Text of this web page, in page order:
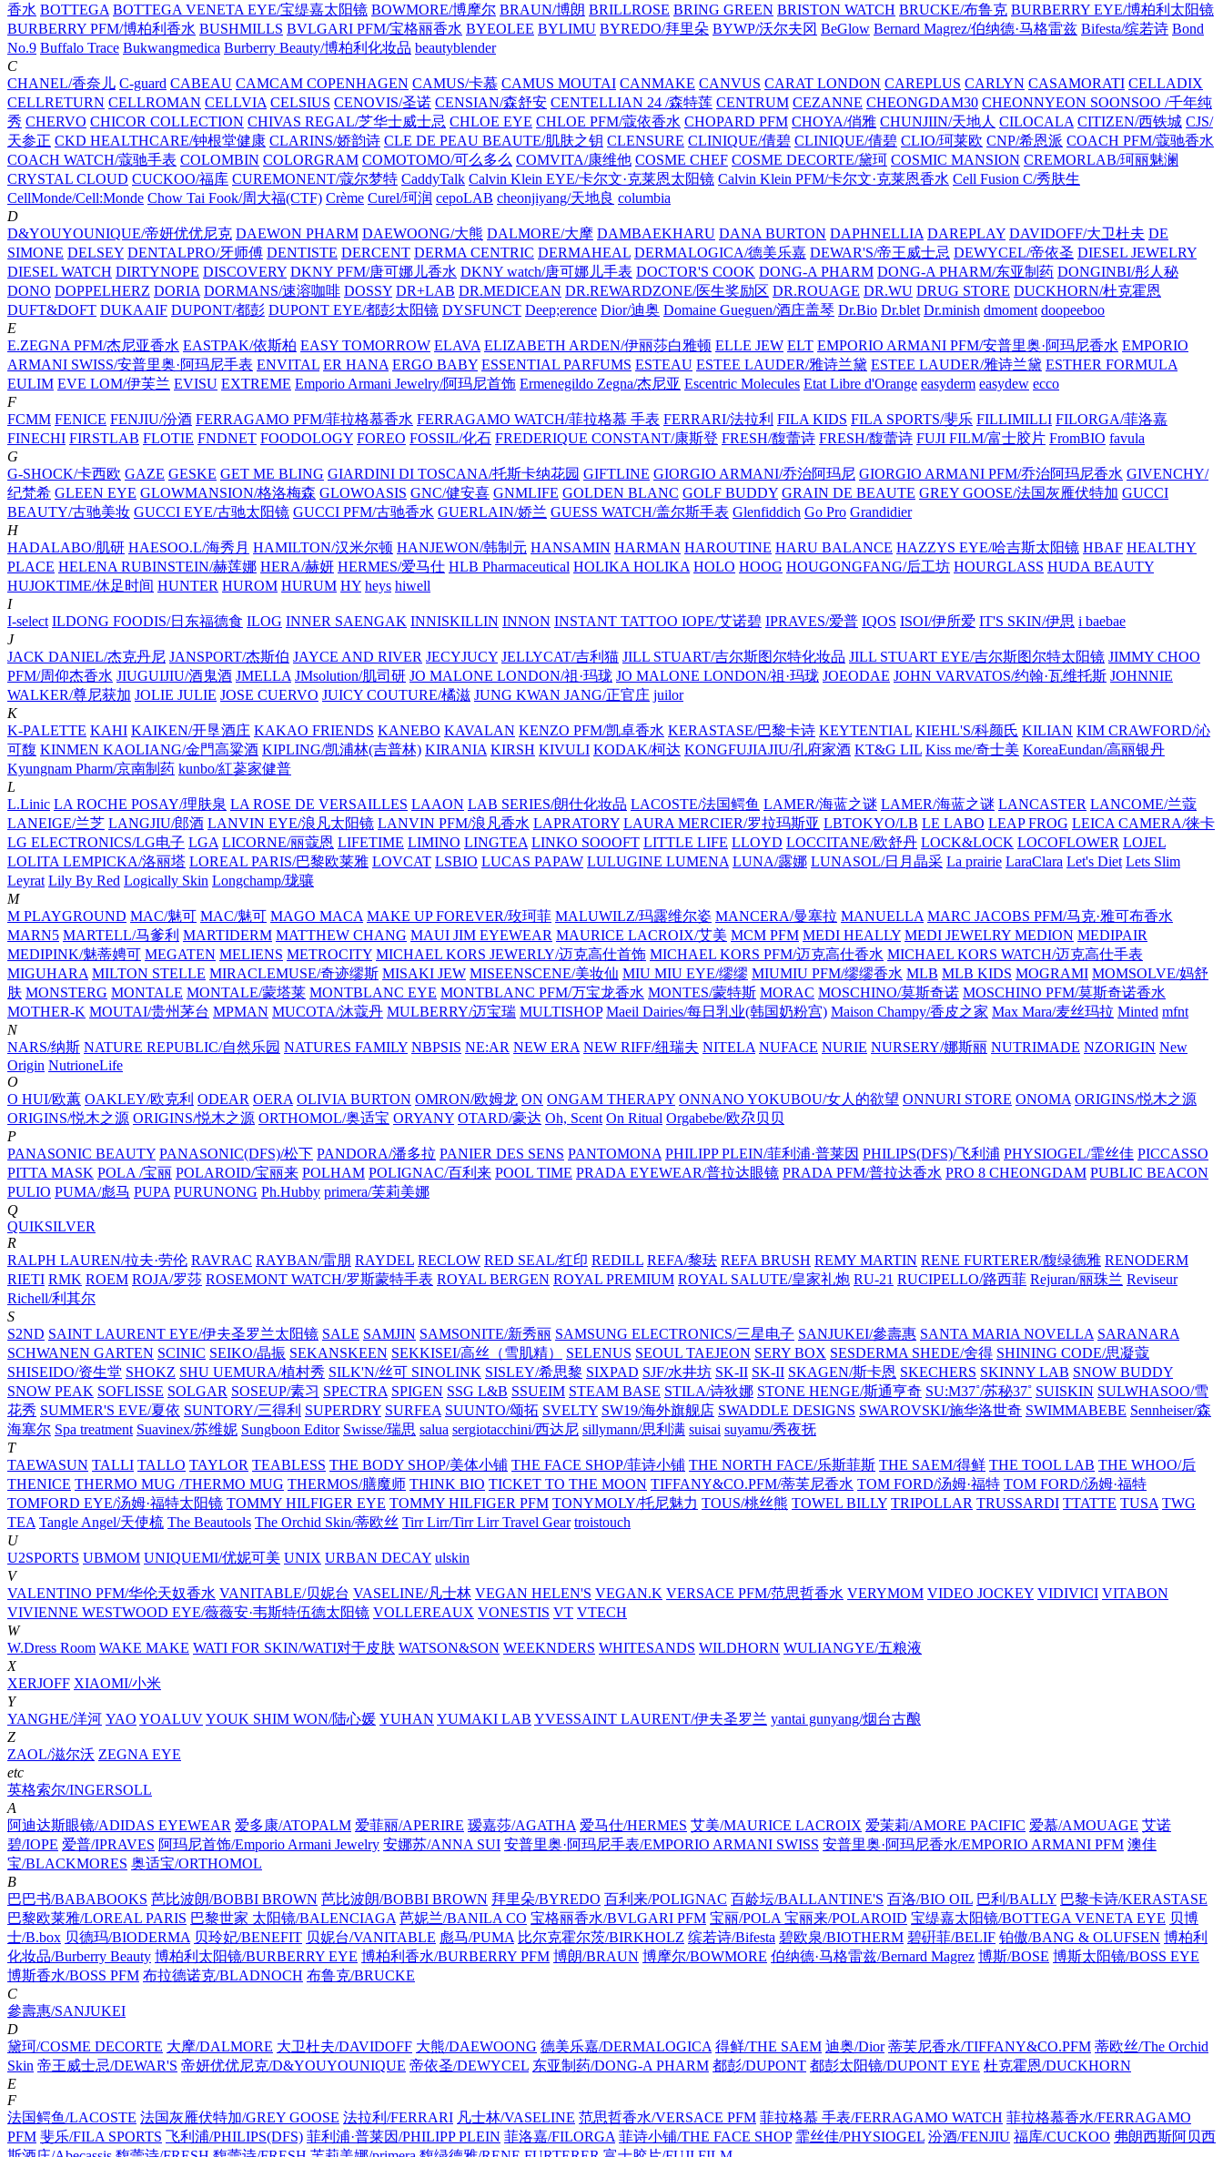
香水 BOTTEGA BOTTEGA VENETA EYE/宝缇嘉太阳镜 BOWMORE/博摩尔 BRAUN/博朗 BRILLROSE BRING GREEN BRISTON WATCH BRUCKE/布鲁克 BURBERRY EYE/博柏利太阳镜
BURBERRY PFM/博柏利香水 BUSHMILLS BVLGARI PFM/宝格丽香水 BYEOLEE BYLIMU BYREDO/拜里朵 BYWP/沃尔夫冈 BeGlow Bernard Magrez/伯纳德·马格雷兹 Bifesta/缤若诗 Bond
No.9 Buffalo Trace Bukwangmedica Burberry Beauty/博柏利化妆品 beautyblender
C
CHANEL/香奈儿 C-guard CABEAU CAMCAM COPENHAGEN CAMUS/卡慕 CAMUS MOUTAI CANMAKE CANVUS CARAT LONDON CAREPLUS CARLYN CASAMORATI CELLADIX
CELLRETURN CELLROMAN CELLVIA CELSIUS CENOVIS/圣诺 CENSIAN/森舒安 CENTELLIAN 24 /森特莲 CENTRUM CEZANNE CHEONGDAM30 CHEONNYEON SOONSOO /千年纯
秀 CHERVO CHICOR COLLECTION CHIVAS REGAL/芝华士威士忌 CHLOE EYE CHLOE PFM/蔻依香水 CHOPARD PFM CHOYA/俏雅 CHUNJIIN/天地人 CILOCALA CITIZEN/西铁城 CJS/
天参正 CKD HEALTHCARE/钟根堂健康 CLARINS/娇韵诗 CLE DE PEAU BEAUTE/肌肤之钥 CLENSURE CLINIQUE/倩碧 CLINIQUE/倩碧 CLIO/珂莱欧 CNP/希恩派 COACH PFM/蔻驰香水
COACH WATCH/蔻驰手表 COLOMBIN COLORGRAM COMOTOMO/可么多么 COMVITA/康维他 COSME CHEF COSME DECORTE/黛珂 COSMIC MANSION CREMORLAB/珂丽魅澜
CRYSTAL CLOUD CUCKOO/福库 CUREMONENT/蔻尔梦特 CaddyTalk Calvin Klein EYE/卡尔文·克莱恩太阳镜 Calvin Klein PFM/卡尔文·克莱恩香水 Cell Fusion C/秀肤生
CellMonde/Cell:Monde Chow Tai Fook/周大福(CTF) Crème Curel/珂润 cepoLAB cheonjiyang/天地良 columbia
D
D&YOUYOUNIQUE/帝妍优优尼克 DAEWON PHARM DAEWOONG/大熊 DALMORE/大摩 DAMBAEKHARU DANA BURTON DAPHNELLIA DAREPLAY DAVIDOFF/大卫杜夫 DE
SIMONE DELSEY DENTALPRO/牙师傅 DENTISTE DERCENT DERMA CENTRIC DERMAHEAL DERMALOGICA/德美乐嘉 DEWAR'S/帝王威士忌 DEWYCEL/帝依圣 DIESEL JEWELRY
DIESEL WATCH DIRTYNOPE DISCOVERY DKNY PFM/唐可娜儿香水 DKNY watch/唐可娜儿手表 DOCTOR'S COOK DONG-A PHARM DONG-A PHARM/东亚制药 DONGINBI/彤人秘
DONO DOPPELHERZ DORIA DORMANS/速溶咖啡 DOSSY DR+LAB DR.MEDICEAN DR.REWARDZONE/医生奖励区 DR.ROUAGE DR.WU DRUG STORE DUCKHORN/杜克霍恩
DUFT&DOFT DUKAAIF DUPONT/都彭 DUPONT EYE/都彭太阳镜 DYSFUNCT Deep;erence Dior/迪奥 Domaine Gueguen/酒庄盖琴 Dr.Bio Dr.blet Dr.minish dmoment doopeeboo
E
E.ZEGNA PFM/杰尼亚香水 EASTPAK/依斯柏 EASY TOMORROW ELAVA ELIZABETH ARDEN/伊丽莎白雅顿 ELLE JEW ELT EMPORIO ARMANI PFM/安普里奥·阿玛尼香水 EMPORIO
ARMANI SWISS/安普里奥·阿玛尼手表 ENVITAL ER HANA ERGO BABY ESSENTIAL PARFUMS ESTEAU ESTEE LAUDER/雅诗兰黛 ESTEE LAUDER/雅诗兰黛 ESTHER FORMULA
EULIM EVE LOM/伊芙兰 EVISU EXTREME Emporio Armani Jewelry/阿玛尼首饰 Ermenegildo Zegna/杰尼亚 Escentric Molecules Etat Libre d'Orange easyderm easydew ecco
F
FCMM FENICE FENJIU/汾酒 FERRAGAMO PFM/菲拉格慕香水 FERRAGAMO WATCH/菲拉格慕 手表 FERRARI/法拉利 FILA KIDS FILA SPORTS/斐乐 FILLIMILLI FILORGA/菲洛嘉
FINECHI FIRSTLAB FLOTIE FNDNET FOODOLOGY FOREO FOSSIL/化石 FREDERIQUE CONSTANT/康斯登 FRESH/馥蕾诗 FRESH/馥蕾诗 FUJI FILM/富士胶片 FromBIO favula
G
G-SHOCK/卡西欧 GAZE GESKE GET ME BLING GIARDINI DI TOSCANA/托斯卡纳花园 GIFTLINE GIORGIO ARMANI/乔治阿玛尼 GIORGIO ARMANI PFM/乔治阿玛尼香水 GIVENCHY/
纪梵希 GLEEN EYE GLOWMANSION/格洛梅森 GLOWOASIS GNC/健安喜 GNMLIFE GOLDEN BLANC GOLF BUDDY GRAIN DE BEAUTE GREY GOOSE/法国灰雁伏特加 GUCCI
BEAUTY/古驰美妆 GUCCI EYE/古驰太阳镜 GUCCI PFM/古驰香水 GUERLAIN/娇兰 GUESS WATCH/盖尔斯手表 Glenfiddich Go Pro Grandidier
H
HADALABO/肌研 HAESOO.L/海秀月 HAMILTON/汉米尔顿 HANJEWON/韩制元 HANSAMIN HARMAN HAROUTINE HARU BALANCE HAZZYS EYE/哈吉斯太阳镜 HBAF HEALTHY
PLACE HELENA RUBINSTEIN/赫莲娜 HERA/赫妍 HERMES/爱马仕 HLB Pharmaceutical HOLIKA HOLIKA HOLO HOOG HOUGONGFANG/后工坊 HOURGLASS HUDA BEAUTY
HUJOKTIME/休足时间 HUNTER HUROM HURUM HY heys hiwell
I
I-select ILDONG FOODIS/日东福德食 ILOG INNER SAENGAK INNISKILLIN INNON INSTANT TATTOO IOPE/艾诺碧 IPRAVES/爱普 IQOS ISOI/伊所爱 IT'S SKIN/伊思 i baebae
J
JACK DANIEL/杰克丹尼 JANSPORT/杰斯伯 JAYCE AND RIVER JECYJUCY JELLYCAT/吉利猫 JILL STUART/吉尔斯图尔特化妆品 JILL STUART EYE/吉尔斯图尔特太阳镜 JIMMY CHOO
PFM/周仰杰香水 JIUGUIJIU/酒鬼酒 JMELLA JMsolution/肌司研 JO MALONE LONDON/祖·玛珑 JO MALONE LONDON/祖·玛珑 JOEODAE JOHN VARVATOS/约翰·瓦维托斯 JOHNNIE
WALKER/尊尼获加 JOLIE JULIE JOSE CUERVO JUICY COUTURE/橘滋 JUNG KWAN JANG/正官庄 juilor
K
K-PALETTE KAHI KAIKEN/开垦酒庄 KAKAO FRIENDS KANEBO KAVALAN KENZO PFM/凯卓香水 KERASTASE/巴黎卡诗 KEYTENTIAL KIEHL'S/科颜氏 KILIAN KIM CRAWFORD/沁
可馥 KINMEN KAOLIANG/金門高粱酒 KIPLING/凯浦林(吉普林) KIRANIA KIRSH KIVULI KODAK/柯达 KONGFUJIAJIU/孔府家酒 KT&G LIL Kiss me/奇士美 KoreaEundan/高丽银丹
Kyungnam Pharm/京南制药 kunbo/紅蔘家健普
L
L.Linic LA ROCHE POSAY/理肤泉 LA ROSE DE VERSAILLES LAAON LAB SERIES/朗仕化妆品 LACOSTE/法国鳄鱼 LAMER/海蓝之谜 LAMER/海蓝之谜 LANCASTER LANCOME/兰蔻
LANEIGE/兰芝 LANGJIU/郎酒 LANVIN EYE/浪凡太阳镜 LANVIN PFM/浪凡香水 LAPRATORY LAURA MERCIER/罗拉玛斯亚 LBTOKYO/LB LE LABO LEAP FROG LEICA CAMERA/徕卡
LG ELECTRONICS/LG电子 LGA LICORNE/丽蔻恩 LIFETIME LIMINO LINGTEA LINKO SOOOFT LITTLE LIFE LLOYD LOCCITANE/欧舒丹 LOCK&LOCK LOCOFLOWER LOJEL
LOLITA LEMPICKA/洛丽塔 LOREAL PARIS/巴黎欧莱雅 LOVCAT LSBIO LUCAS PAPAW LULUGINE LUMENA LUNA/露娜 LUNASOL/日月晶采 La prairie LaraClara Let's Diet Lets Slim
Leyrat Lily By Red Logically Skin Longchamp/珑骧
M
M PLAYGROUND MAC/魅可 MAC/魅可 MAGO MACA MAKE UP FOREVER/玫珂菲 MALUWILZ/玛露维尔姿 MANCERA/曼塞拉 MANUELLA MARC JACOBS PFM/马克·雅可布香水
MARN5 MARTELL/马爹利 MARTIDERM MATTHEW CHANG MAUI JIM EYEWEAR MAURICE LACROIX/艾美 MCM PFM MEDI HEALLY MEDI JEWELRY MEDION MEDIPAIR
MEDIPINK/魅蒂娉可 MEGATEN MELIENS METROCITY MICHAEL KORS JEWERLY/迈克高仕首饰 MICHAEL KORS PFM/迈克高仕香水 MICHAEL KORS WATCH/迈克高仕手表
MIGUHARA MILTON STELLE MIRACLEMUSE/奇迹缪斯 MISAKI JEW MISEENSCENE/美妆仙 MIU MIU EYE/缪缪 MIUMIU PFM/缪缪香水 MLB MLB KIDS MOGRAMI MOMSOLVE/妈舒
肤 MONSTERG MONTALE MONTALE/蒙塔莱 MONTBLANC EYE MONTBLANC PFM/万宝龙香水 MONTES/蒙特斯 MORAC MOSCHINO/莫斯奇诺 MOSCHINO PFM/莫斯奇诺香水
MOTHER-K MOUTAI/贵州茅台 MPMAN MUCOTA/沐蔻丹 MULBERRY/迈宝瑞 MULTISHOP Maeil Dairies/每日乳业(韩国奶粉宫) Maison Champy/香皮之家 Max Mara/麦丝玛拉 Minted mfnt
N
NARS/纳斯 NATURE REPUBLIC/自然乐园 NATURES FAMILY NBPSIS NE:AR NEW ERA NEW RIFF/纽瑞夫 NITELA NUFACE NURIE NURSERY/娜斯丽 NUTRIMADE NZORIGIN New
Origin NutrioneLife
O
O HUI/欧蕙 OAKLEY/欧克利 ODEAR OERA OLIVIA BURTON OMRON/欧姆龙 ON ONGAM THERAPY ONNANO YOKUBOU/女人的欲望 ONNURI STORE ONOMA ORIGINS/悦木之源
ORIGINS/悦木之源 ORIGINS/悦木之源 ORTHOMOL/奥适宝 ORYANY OTARD/豪达 Oh, Scent On Ritual Orgabebe/欧尕贝贝
P
PANASONIC BEAUTY PANASONIC(DFS)/松下 PANDORA/潘多拉 PANIER DES SENS PANTOMONA PHILIPP PLEIN/菲利浦·普莱因 PHILIPS(DFS)/飞利浦 PHYSIOGEL/霏丝佳 PICCASSO
PITTA MASK POLA /宝丽 POLAROID/宝丽来 POLHAM POLIGNAC/百利来 POOL TIME PRADA EYEWEAR/普拉达眼镜 PRADA PFM/普拉达香水 PRO 8 CHEONGDAM PUBLIC BEACON
PULIO PUMA/彪马 PUPA PURUNONG Ph.Hubby primera/芙莉美娜
Q
QUIKSILVER
R
RALPH LAUREN/拉夫·劳伦 RAVRAC RAYBAN/雷朋 RAYDEL RECLOW RED SEAL/红印 REDILL REFA/黎珐 REFA BRUSH REMY MARTIN RENE FURTERER/馥绿德雅 RENODERM
RIETI RMK ROEM ROJA/罗莎 ROSEMONT WATCH/罗斯蒙特手表 ROYAL BERGEN ROYAL PREMIUM ROYAL SALUTE/皇家礼炮 RU-21 RUCIPELLO/路西菲 Rejuran/丽珠兰 Reviseur
Richell/利其尔
S
S2ND SAINT LAURENT EYE/伊夫圣罗兰太阳镜 SALE SAMJIN SAMSONITE/新秀丽 SAMSUNG ELECTRONICS/三星电子 SANJUKEI/參壽惠 SANTA MARIA NOVELLA SARANARA
SCHWANEN GARTEN SCINIC SEIKO/晶振 SEKANSKEEN SEKKISEI/高丝（雪肌精） SELENUS SEOUL TAEJEON SERY BOX SESDERMA SHEDE/舍得 SHINING CODE/思凝蔻
SHISEIDO/资生堂 SHOKZ SHU UEMURA/植村秀 SILK'N/丝可 SINOLINK SISLEY/希思黎 SIXPAD SJF/水井坊 SK-II SK-II SKAGEN/斯卡恩 SKECHERS SKINNY LAB SNOW BUDDY
SNOW PEAK SOFLISSE SOLGAR SOSEUP/素习 SPECTRA SPIGEN SSG L&B SSUEIM STEAM BASE STILA/诗狄娜 STONE HENGE/斯通亨奇 SU:M37˚/苏秘37˚ SUISKIN SULWHASOO/雪
花秀 SUMMER'S EVE/夏依 SUNTORY/三得利 SUPERDRY SURFEA SUUNTO/颂拓 SVELTY SW19/海外旗舰店 SWADDLE DESIGNS SWAROVSKI/施华洛世奇 SWIMMABEBE Sennheiser/森
海塞尔 Spa treatment Suavinex/苏维妮 Sungboon Editor Swisse/瑞思 salua sergiotacchini/西达尼 sillymann/思利满 suisai suyamu/秀夜抚
T
TAEWASUN TALLI TALLO TAYLOR TEABLESS THE BODY SHOP/美体小铺 THE FACE SHOP/菲诗小铺 THE NORTH FACE/乐斯菲斯 THE SAEM/得鲜 THE TOOL LAB THE WHOO/后
THENICE THERMO MUG /THERMO MUG THERMOS/膳魔师 THINK BIO TICKET TO THE MOON TIFFANY&CO.PFM/蒂芙尼香水 TOM FORD/汤姆·福特 TOM FORD/汤姆·福特
TOMFORD EYE/汤姆·福特太阳镜 TOMMY HILFIGER EYE TOMMY HILFIGER PFM TONYMOLY/托尼魅力 TOUS/桃丝熊 TOWEL BILLY TRIPOLLAR TRUSSARDI TTATTE TUSA TWG
TEA Tangle Angel/天使梳 The Beautools The Orchid Skin/蒂欧丝 Tirr Lirr/Tirr LirrTravel Gear troistouch
U
U2SPORTS UBMOM UNIQUEMI/优妮可美 UNIX URBAN DECAY ulskin
V
VALENTINO PFM/华伦天奴香水 VANITABLE/贝妮台 VASELINE/凡士林 VEGAN HELEN'S VEGAN.K VERSACE PFM/范思哲香水 VERYMOM VIDEO JOCKEY VIDIVICI VITABON
VIVIENNE WESTWOOD EYE/薇薇安·韦斯特伍德太阳镜 VOLLEREAUX VONESTIS VT VTECH
W
W.Dress Room WAKE MAKE WATI FOR SKIN/WATI对于皮肤 WATSON&SON WEEKNDERS WHITESANDS WILDHORN WULIANGYE/五粮液
X
XERJOFF XIAOMI/小米
Y
YANGHE/洋河 YAO YOALUVYOUK SHIM WON/陆心媛 YUHAN YUMAKI LAB YVESSAINT LAURENT/伊夫圣罗兰 yantai gunyang/烟台古酿
Z
ZAOL/滋尔沃 ZEGNA EYE
etc
英格索尔/INGERSOLL
A
阿迪达斯眼镜/ADIDAS EYEWEAR 爱多康/ATOPALM 爱菲丽/APERIRE 瑷嘉莎/AGATHA 爱马仕/HERMES 艾美/MAURICE LACROIX 爱茉莉/AMORE PACIFIC 爱慕/AMOUAGE 艾诺
碧/IOPE 爱普/IPRAVES 阿玛尼首饰/Emporio Armani Jewelry 安娜苏/ANNA SUI 安普里奥·阿玛尼手表/EMPORIO ARMANI SWISS 安普里奥·阿玛尼香水/EMPORIO ARMANI PFM 澳佳
宝/BLACKMORES 奥适宝/ORTHOMOL
B
巴巴书/BABABOOKS 芭比波朗/BOBBI BROWN 芭比波朗/BOBBI BROWN 拜里朵/BYREDO 百利来/POLIGNAC 百龄坛/BALLANTINE'S 百洛/BIO OIL 巴利/BALLY 巴黎卡诗/KERASTASE
巴黎欧莱雅/LOREAL PARIS 巴黎世家 太阳镜/BALENCIAGA 芭妮兰/BANILA CO 宝格丽香水/BVLGARI PFM 宝丽/POLA 宝丽来/POLAROID 宝缇嘉太阳镜/BOTTEGA VENETA EYE 贝博
士/B.box 贝德玛/BIODERMA 贝玲妃/BENEFIT 贝妮台/VANITABLE 彪马/PUMA 比尔克霍尔茨/BIRKHOLZ 缤若诗/Bifesta 碧欧泉/BIOTHERM 碧硏菲/BELIF 铂傲/BANG & OLUFSEN 博柏利
化妆品/Burberry Beauty 博柏利太阳镜/BURBERRY EYE 博柏利香水/BURBERRY PFM 博朗/BRAUN 博摩尔/BOWMORE 伯纳德·马格雷兹/Bernard Magrez 博斯/BOSE 博斯太阳镜/BOSS EYE
博斯香水/BOSS PFM 布拉德诺克/BLADNOCH 布鲁克/BRUCKE
C
參壽惠/SANJUKEI
D
黛珂/COSME DECORTE 大摩/DALMORE 大卫杜夫/DAVIDOFF 大熊/DAEWOONG 德美乐嘉/DERMALOGICA 得鲜/THE SAEM 迪奥/Dior 蒂芙尼香水/TIFFANY&CO.PFM 蒂欧丝/The Orchid
Skin 帝王威士忌/DEWAR'S 帝妍优优尼克/D&YOUYOUNIQUE 帝依圣/DEWYCEL 东亚制药/DONG-A PHARM 都彭/DUPONT 都彭太阳镜/DUPONT EYE 杜克霍恩/DUCKHORN
E
F
法国鳄鱼/LACOSTE 法国灰雁伏特加/GREY GOOSE 法拉利/FERRARI 凡士林/VASELINE 范思哲香水/VERSACE PFM 菲拉格慕 手表/FERRAGAMO WATCH 菲拉格慕香水/FERRAGAMO
PFM 斐乐/FILA SPORTS 飞利浦/PHILIPS(DFS) 菲利浦·普莱因/PHILIPP PLEIN 菲洛嘉/FILORGA 菲诗小铺/THE FACE SHOP 霏丝佳/PHYSIOGEL 汾酒/FENJIU 福库/CUCKOO 弗朗西斯阿贝西